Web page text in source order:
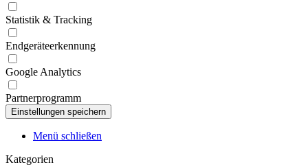
Statistik & Tracking
Endgeräteerkennung
Google Analytics
Partnerprogramm
Menü schließen
Kategorien